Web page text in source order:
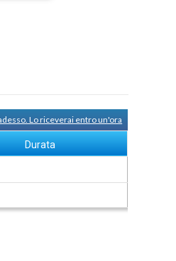
Lo riceverai entro un'ora
Durata